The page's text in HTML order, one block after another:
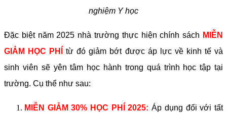
nghiệm Y học
Đặc biệt năm 2025 nhà trường thực hiện chính sách MIỄN
GIẢM HỌC PHÍ
từ đó giảm bớt được áp lực về kinh tế và
sinh viên sẽ yên tâm học hành trong quá trình học tập tại
trường. Cụ thể như sau:
MIỄN GIẢM 30% HỌC PHÍ 2025: Áp dụng đối với tất